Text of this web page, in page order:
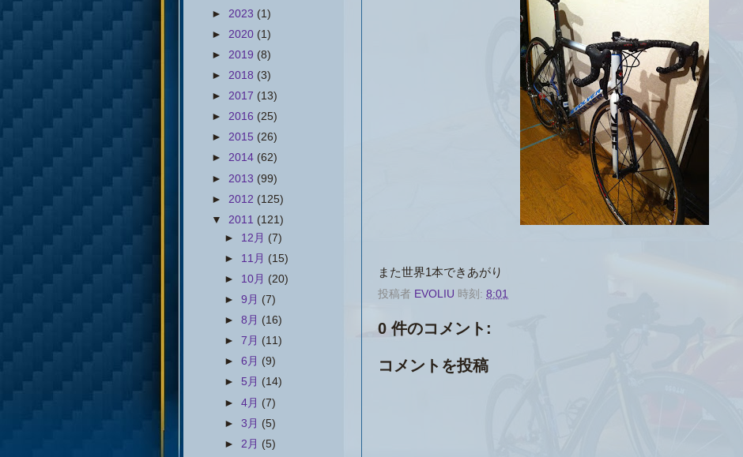
また世界1本できあがり
投稿者 EVOLIU 時刻: 8:01
0 件のコメント:
コメントを投稿
► 2023 (1)
► 2020 (1)
► 2019 (8)
► 2018 (3)
► 2017 (13)
► 2016 (25)
► 2015 (26)
► 2014 (62)
► 2013 (99)
► 2012 (125)
▼ 2011 (121)
► 12月 (7)
► 11月 (15)
► 10月 (20)
►9月 (7)
►8月 (16)
►7月 (11)
►6月 (9)
► 5月 (14)
►4月 (7)
►3月 (5)
► 2月 (5)